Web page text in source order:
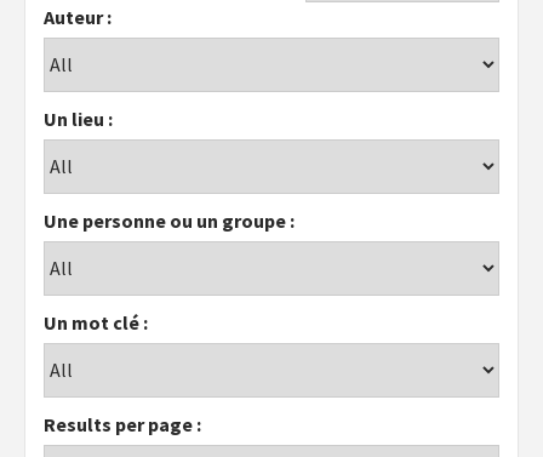
Auteur :
Un lieu :
Une personne ou un groupe :
Un mot clé :
Results per page :